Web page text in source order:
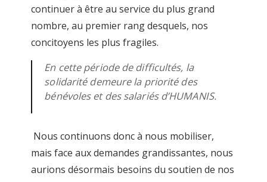
continuer à être au service du plus grand
nombre, au premier rang desquels, nos
concitoyens les plus fragiles.
En cette période de difficultés, la
solidarité demeure la priorité des
bénévoles et des salariés d’HUMANIS.
Nous continuons donc à nous mobiliser,
mais face aux demandes grandissantes, nous
aurions désormais besoins du soutien de nos